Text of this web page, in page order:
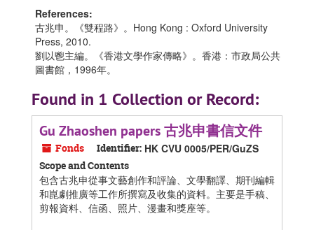
References:
古兆申。《雙程路》。Hong Kong : Oxford University
Press, 2010.
劉以鬯主編。《香港文學作家傳略》。香港：市政局公共
圖書館，1996年。
Found in 1 Collection or Record:
Gu Zhaoshen papers 古兆申書信文件
Fonds Identifier: HK CVU 0005/PER/GuZS
Scope and Contents
包含古兆申從事文藝創作和評論、文學翻譯、期刊編輯
和崑劇推廣等工作所撰寫及收集的資料。主要是手稿、
剪報資料、信函、照片、漫畫和獎座等。